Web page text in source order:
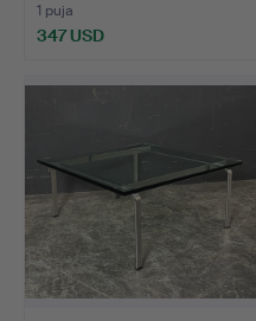
1 puja
347 USD